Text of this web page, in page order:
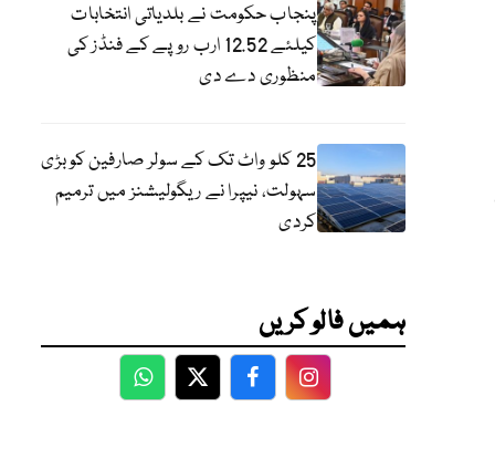
پنجاب حکومت نے بلدیاتی انتخابات
کیلئے 12.52 ارب روپے کے فنڈز کی
منظوری دے دی
25 کلو واٹ تک کے سولر صارفین کو بڑی
سہولت، نیپرا نے ریگولیشنز میں ترمیم
کردی
ہمیں فالو کریں
WhatsApp
TwitterFacebookFacebook